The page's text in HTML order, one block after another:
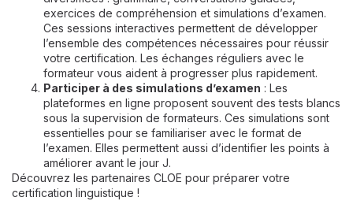
exercices de compréhension et simulations d’examen.
Ces sessions interactives permettent de développer
l’ensemble des compétences nécessaires pour réussir
votre certification. Les échanges réguliers avec le
formateur vous aident à progresser plus rapidement.
Participer à des simulations d’examen : Les
plateformes en ligne proposent souvent des tests blancs
sous la supervision de formateurs. Ces simulations sont
essentielles pour se familiariser avec le format de
l’examen. Elles permettent aussi d’identifier les points à
améliorer avant le jour J.
Découvrez les partenaires CLOE pour préparer votre
certification linguistique !